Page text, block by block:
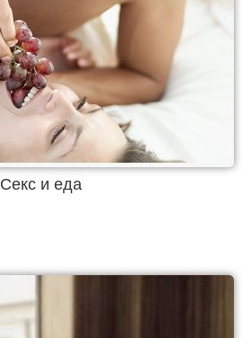
Секс и еда